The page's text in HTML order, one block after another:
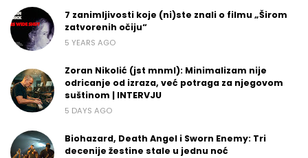
7 zanimljivosti koje (ni)ste znali o filmu „Širom
zatvorenih očiju“
5 YEARS AGO
Zoran Nikolić (jst mnml): Minimalizam nije
odricanje od izraza, već potraga za njegovom
suštinom | INTERVJU
5 DAYS AGO
Biohazard, Death Angel i Sworn Enemy: Tri
decenije žestine stale u jednu noć